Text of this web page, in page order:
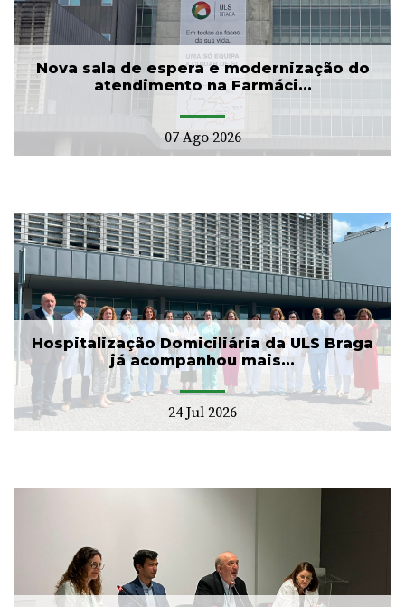
Nova sala de espera e modernização do
atendimento na Farmáci...
07 Ago 2026
Hospitalização Domiciliária da ULS Braga
já acompanhou mais...
24 Jul 2026